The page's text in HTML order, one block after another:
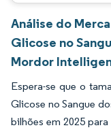
Análise do
Glicose no
Mordor
Espera-se que o
Glicose no Sangue
bilhões em 2025